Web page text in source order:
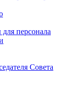
персонала
Совета